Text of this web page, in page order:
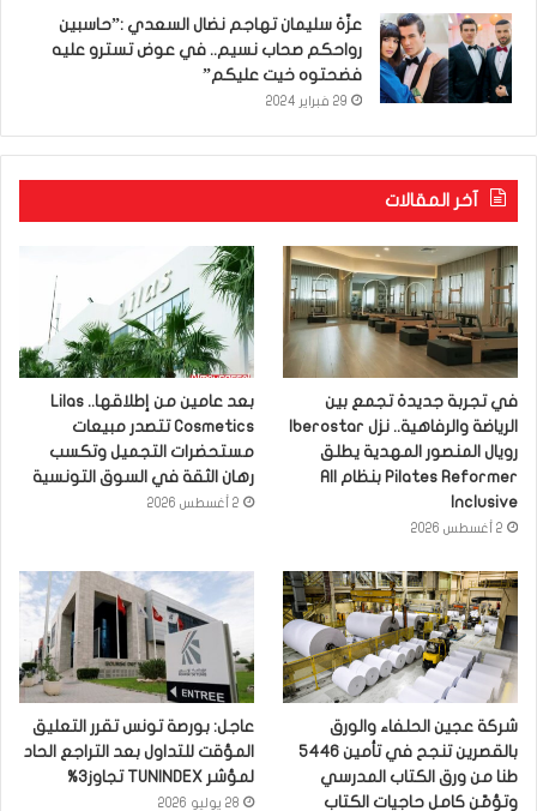
عزّة سليمان تهاجم نضال السعدي :”حاسبين
رواحكم صحاب نسيم.. في عوض تسترو عليه
فضحتوه خيت عليكم”
29 فبراير 2024
آخر المقالات
في تجربة جديدة تجمع بين
رويال المنصور المهدية يطلق
Pilates Reformer بنظام All
Inclusive
2 أغسطس 2026
بعد عامين من إطلاقها.. Lilas
Cosmetics تتصدر مبيعات
مستحضرات التجميل وتكسب
رهان الثقة في السوق التونسية
2 أغسطس 2026
شركة عجين الحلفاء والورق
بالقصرين تنجح في تأمين 5446
طنا من ورق الكتاب المدرسي
وتؤمّن كامل حاجيات الكتاب
عاجل: بورصة تونس تقرر التعليق
المؤقت للتداول بعد التراجع الحاد
لمؤشر TUNINDEX تجاوز3%
28 يوليو 2026